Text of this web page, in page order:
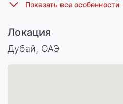
Локация
Дубай, ОАЭ